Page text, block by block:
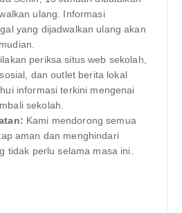
ulang. Informasi
yang dijadwalkan ulang akan
periksa situs web sekolah,
dan outlet berita lokal
informasi terkini mengenai
sekolah.
Kami mendorong semua
aman dan menghindari
tidak perlu selama masa ini.